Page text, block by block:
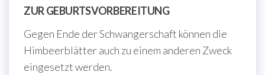
ZUR GEBURTSVORBEREITUNG
Gegen Ende der Schwangerschaft können die
Himbeerblätter auch zu einem anderen Zweck
eingesetzt werden.